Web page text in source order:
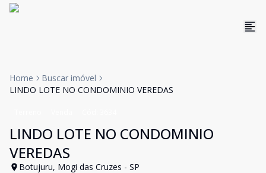
Home
Buscar imóvel
LINDO LOTE NO CONDOMINIO VEREDAS
LINDO LOTE NO CONDOMINIO
VEREDAS
Botujuru, Mogi das Cruzes - SP